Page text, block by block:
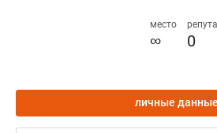
место
∞ 0
личные данные